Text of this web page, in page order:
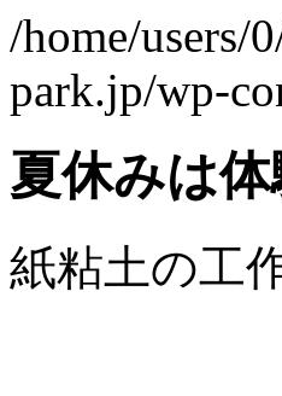
/home/users/
park.jp/wp-
夏休みは
紙粘土の工